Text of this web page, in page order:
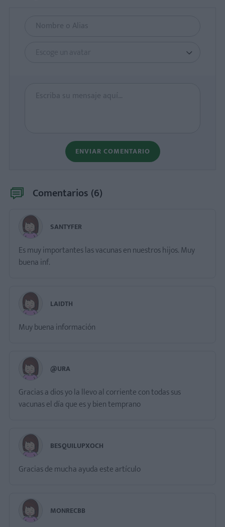
Escoge un avatar
ENVIAR COMENTARIO
Comentarios (6)
SANTYFER
Es muy importantes las vacunas en nuestros hijos. Muy
buena inf.
LAIDTH
Muy buena información
@URA
Gracias a dios yo la llevo al corriente con todas sus
vacunas el día que es y bien temprano
BESQUILUPXOCH
Gracias de mucha ayuda este artículo
MONRECBB